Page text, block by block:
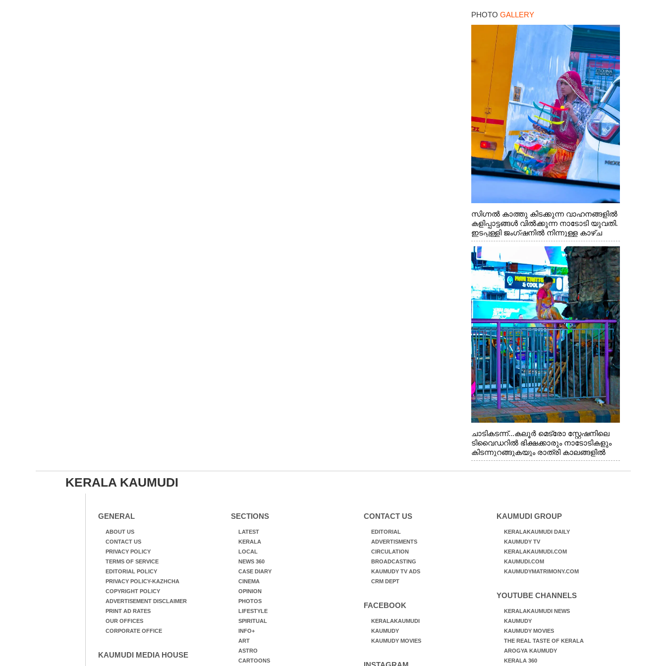
PHOTO GALLERY
സിഗ്നൽ കാത്തു കിടക്കുന്ന വാഹനങ്ങളിൽ
കളിപ്പാട്ടങ്ങൾ വിൽക്കുന്ന നാടോടി യുവതി.
ഇടപ്പള്ളി ജംഗ്ഷനിൽ നിന്നുള്ള കാഴ്ച
ചാടികടന്ന്...കലൂർ മെട്രോ സ്റ്റേഷനിലെ
ടിവൈഡറിൽ ഭിക്ഷക്കാരും നാടോടികളും
കിടന്നുറങ്ങുകയും രാത്രി കാലങ്ങളിൽ
മദ്യപിക്കുകയും പൊതുജനങ്ങൾക്കും
വാഹനത്തിൽ പോകുന്നവർക്കും ബുദ്ധിമുട്ട്
KERALA KAUMUDI
GENERAL
ABOUT US
CONTACT US
PRIVACY POLICY
TERMS OF SERVICE
EDITORIAL POLICY
PRIVACY POLICY-KAZHCHA
COPYRIGHT POLICY
ADVERTISEMENT DISCLAIMER
PRINT AD RATES
OUR OFFICES
CORPORATE OFFICE
KAUMUDI MEDIA HOUSE
SECTIONS
LATEST
KERALA
LOCAL
NEWS 360
CASE DIARY
CINEMA
OPINION
PHOTOS
LIFESTYLE
SPIRITUAL
INFO+
ART
ASTRO
CARTOONS
CONTACT US
EDITORIAL
ADVERTISMENTS
CIRCULATION
BROADCASTING
KAUMUDY TV ADS
CRM DEPT
FACEBOOK
KERALAKAUMUDI
KAUMUDY
KAUMUDY MOVIES
KAUMUDI GROUP
KERALAKAUMUDI DAILY
KAUMUDY TV
KERALAKAUMUDI.COM
KAUMUDI.COM
KAUMUDYMATRIMONY.COM
YOUTUBE CHANNELS
KERALAKAUMUDI NEWS
KAUMUDY
KAUMUDY MOVIES
THE REAL TASTE OF KERALA
AROGYA KAUMUDY
KERALA 360